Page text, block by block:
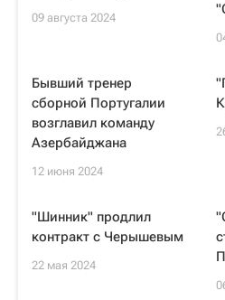
09 августа 2024
Бывший тренер
сборной Португалии
возглавил команду
Азербайджана
12 июня 2024
"Шинник" продлил
контракт с Черышевым
22 мая 2024